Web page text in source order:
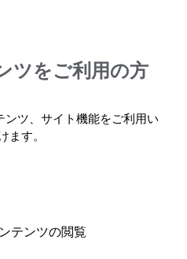
ケーションのための基
白血病とは
ツをご利用の方
ツ、サイト機能をご利用い
ます。
テンツの閲覧